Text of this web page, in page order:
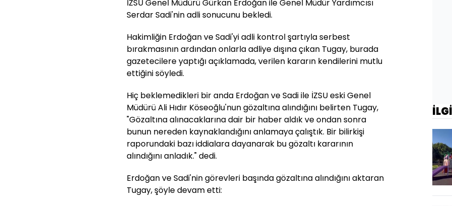
İZSU Genel Müdürü Gürkan Erdoğan ile Genel Müdür Yardımcısı
Serdar Sadi'nin adli sonucunu bekledi.
Hakimliğin Erdoğan ve Sadi'yi adli kontrol şartıyla serbest
bırakmasının ardından onlarla adliye dışına çıkan Tugay, burada
gazetecilere yaptığı açıklamada, verilen kararın kendilerini mutlu
ettiğini söyledi.
Hiç beklemedikleri bir anda Erdoğan ve Sadi ile İZSU eski Genel
Müdürü Ali Hıdır Köseoğlu'nun gözaltına alındığını belirten Tugay,
"Gözaltına alınacaklarına dair bir haber aldık ve ondan sonra
bunun nereden kaynaklandığını anlamaya çalıştık. Bir bilirkişi
raporundaki bazı iddialara dayanarak bu gözaltı kararının
alındığını anladık." dedi.
Erdoğan ve Sadi'nin görevleri başında gözaltına alındığını aktaran
Tugay, şöyle devam etti: